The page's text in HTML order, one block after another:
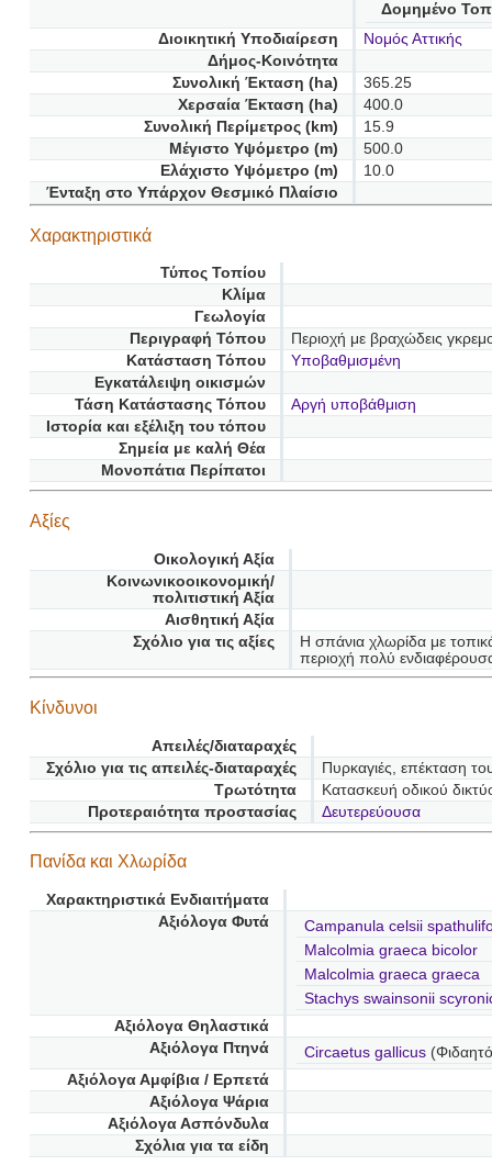
Δομημένο
Διοικητική Υποδιαίρεση
Νομός Αττικής
Δήμος-Κοινότητα
Συνολική Έκταση (ha)
365.25
Χερσαία Έκταση (ha)
400.0
Συνολική Περίμετρος (km)
15.9
Μέγιστο Υψόμετρο (m)
500.0
Ελάχιστο Υψόμετρο (m)
10.0
Ένταξη στο Υπάρχον Θεσμικό Πλαίσιο
Χαρακτηριστικά
Τύπος Τοπίου
Κλίμα
Γεωλογία
Περιγραφή Τόπου
Περιοχή με βραχώδεις
Κατάσταση Τόπου
Υποβαθμισμένη
Εγκατάλειψη οικισμών
Τάση Κατάστασης Τόπου
Αργή υποβάθμιση
Ιστορία και εξέλιξη του τόπου
Σημεία με καλή Θέα
Μονοπάτια Περίπατοι
Αξίες
Οικολογική Αξία
Κοινωνικοοικονομική/
πολιτιστική Αξία
Αισθητική Αξία
Σχόλιο για τις αξίες
Η σπάνια χλωρίδα με
περιοχή πολύ
Κίνδυνοι
Απειλές/διαταραχές
Σχόλιο για τις απειλές-διαταραχές
Πυρκαγιές, επέκταση
Τρωτότητα
Κατασκευή οδικού
Προτεραιότητα προστασίας
Δευτερεύουσα
Πανίδα και Χλωρίδα
Χαρακτηριστικά Ενδιαιτήματα
Αξιόλογα Φυτά
Campanula celsii
Malcolmia graeca bicolor
Malcolmia graeca graeca
Stachys swainsonii
Αξιόλογα Θηλαστικά
Αξιόλογα Πτηνά
Circaetus gallicus
Αξιόλογα Αμφίβια / Ερπετά
Αξιόλογα Ψάρια
Αξιόλογα Ασπόνδυλα
Σχόλια για τα είδη